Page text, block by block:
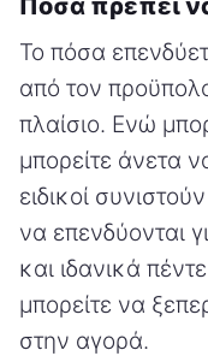
Το πόσα
από τον
πλαίσιο. Ενώ
μπορείτε άνετα
ειδικοί
να επενδύονται
και ιδανικά
μπορείτε να
στην αγορά.